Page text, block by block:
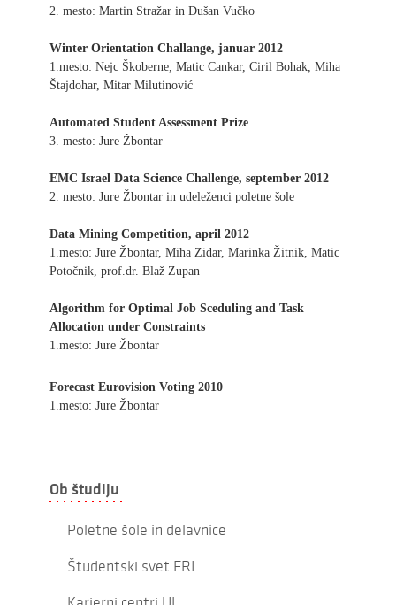
2. mesto: Martin Stražar in Dušan Vučko
Winter Orientation Challange, januar 2012
1.mesto: Nejc Škoberne, Matic Cankar, Ciril Bohak, Miha
Štajdohar, Mitar Milutinović
Automated Student Assessment Prize
3. mesto: Jure Žbontar
EMC Israel Data Science Challenge, september 2012
2. mesto: Jure Žbontar in udeleženci poletne šole
Data Mining Competition, april 2012
1.mesto: Jure Žbontar, Miha Zidar, Marinka Žitnik, Matic
Potočnik, prof.dr. Blaž Zupan
Algorithm for Optimal Job Sceduling and Task
Allocation under Constraints
1.mesto: Jure Žbontar
Forecast Eurovision Voting 2010
1.mesto: Jure Žbontar
Ob študiju
Poletne šole in delavnice
Študentski svet FRI